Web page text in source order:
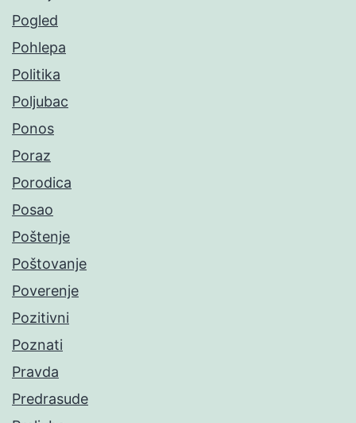
Pogled
Pohlepa
Politika
Poljubac
Ponos
Poraz
Porodica
Posao
Poštenje
Poštovanje
Poverenje
Pozitivni
Poznati
Pravda
Predrasude